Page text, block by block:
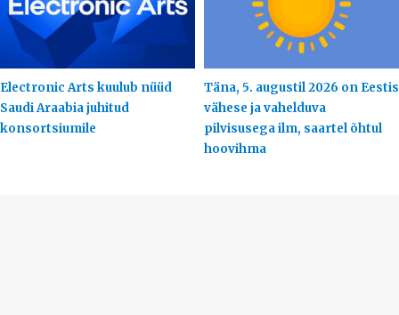
Electronic Arts kuulub nüüd
Saudi Araabia juhitud
konsortsiumile
Täna, 5. augustil 2026 on Eestis
vähese ja vahelduva
pilvisusega ilm, saartel õhtul
hoovihma